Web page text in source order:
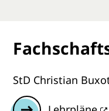
StD Christian